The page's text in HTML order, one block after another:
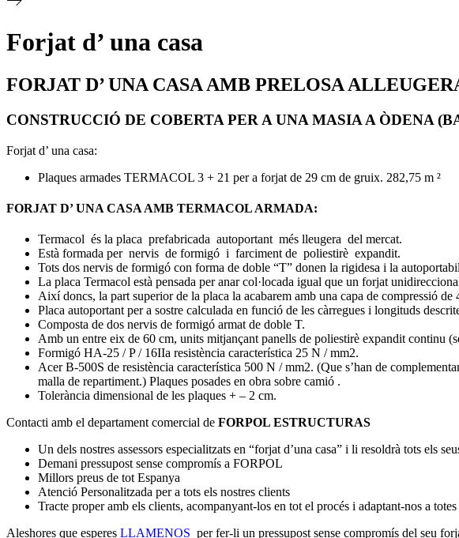
Forjat d’ una casa
FORJAT D’ UNA CASA AMB PRELOSA
CONSTRUCCIÓ DE COBERTA PER A UNA MASIA A ÒDENA
Forjat d’ una casa:
Plaques armades TERMACOL 3 + 21 per a forjat de 29 cm de gruix. 282,75 m ²
FORJAT D’ UNA CASA AMB TERMACOL ARMADA:
Termacol és la placa prefabricada autoportant més lleugera del mercat.
Està formada per nervis de formigó i farciment de poliestirè expandit.
Tots dos nervis de formigó con forma de doble “T” donen la rigidesa i la
La placa Termacol està pensada per anar col·locada igual que un forjat
Així doncs, la part superior de la placa la acabarem amb una capa de compressió de
Placa autoportant per a sostre calculada en funció de les càrregues i longituds
Composta de dos nervis de formigó armat de doble T.
Amb un entre eix de 60 cm, units mitjançant panells de poliestirè expandit continu
Formigó HA-25 / P / 16IIa resistència característica 25 N / mm2.
Acer B-500S de resistència característica 500 N / mm2. (Que s’han de
malla de repartiment.) Plaques posades en obra sobre camió .
Tolerància dimensional de les plaques + – 2 cm.
Contacti amb el departament comercial de FORPOL ESTRUCTURAS
Un dels nostres assessors especialitzats en “forjat d’una casa” i li resoldrà tots els
Demani pressupost sense compromís a FORPOL
Millors preus de tot Espanya
Atenció Personalitzada per a tots els nostres clients
Tracte proper amb els clients, acompanyant-los en tot el procés i adaptant-nos a
Aleshores que esperes LLAMENOS per fer-li un pressupost sense compromís del seu